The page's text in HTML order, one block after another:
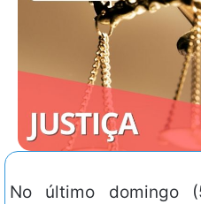
No último domingo